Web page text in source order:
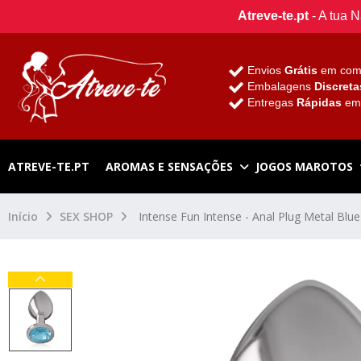
Atreve-te.pt- A tua
Envios Grátis em
Embalagens
Entregas Rápidas em
ATREVE-TE.PT AROMAS E SENSAÇÕES JOGOS MAROTOS
Início SEX SHOP Intense Fun Intense - Anal Plug Metal